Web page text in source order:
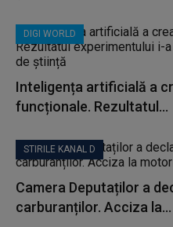
DIGI WORLD
Inteligența artificială a
funcționale. Rezultatul...
STIRILE KANAL D
Camera Deputaților a
carburanților. Acciza la...